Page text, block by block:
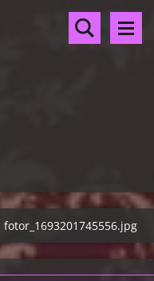
fotor_1693201745556.jpg